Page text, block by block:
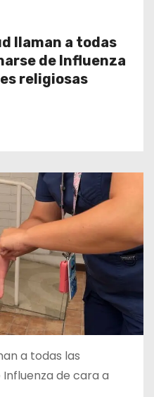
llaman a todas
de Influenza
religiosas
a todas las
de cara a